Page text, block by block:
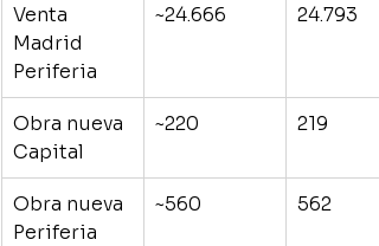
Venta
Madrid
Periferia
~24.666 24.793
Obra nueva
Capital
~220 219
Obra nueva
Periferia
~560 562